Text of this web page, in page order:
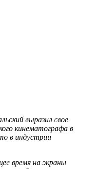
выразил свое
кинематографа в
в индустрии
время на экраны